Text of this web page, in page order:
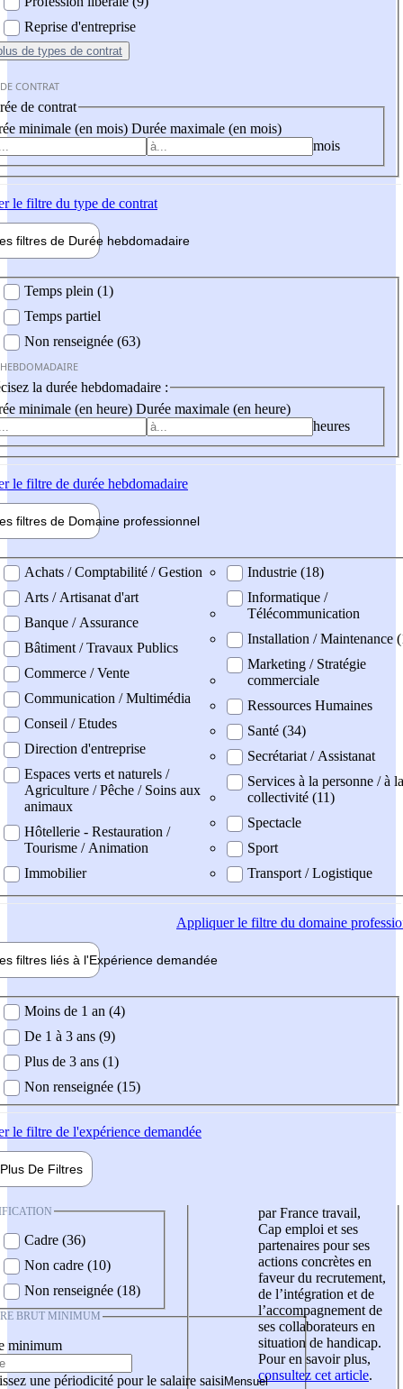
Reprise d'entreprise
de types de contrat
CONTRAT
de contrat
minimale (en mois) Durée maximale (en mois)
mois
le filtre du type de contrat
filtres de Durée hebdomadaire
Temps plein (1)
Temps partiel
Non renseignée (63)
la durée hebdomadaire :
minimale (en heure) Durée maximale (en heure)
heures
le filtre de durée hebdomadaire
filtres de Domaine professionnel
professionel
Achats / Comptabilité / Gestion
Arts / Artisanat d'art
Banque / Assurance
Bâtiment / Travaux Publics
Commerce / Vente
Communication / Multimédia
Conseil / Etudes
Direction d'entreprise
Espaces verts et naturels /
Agriculture / Pêche / Soins aux
animaux
Hôtellerie - Restauration /
Tourisme / Animation
Immobilier
Industrie (18)
Informatique /
Télécommunication
Installation / Maintenance
Marketing / Stratégie
commerciale
Ressources Humaines
Santé (34)
Secrétariat / Assistanat
Services à la personne / à la
collectivité (11)
Spectacle
Sport
Transport / Logistique
Appliquerle filtre du domaine
filtres liés à l'Expérience demandée
demandée
Moins de 1 an (4)
De 1 à 3 ans (9)
Plus de 3 ans (1)
Non renseignée (15)
le filtre de l'expérience demandée
Plus De Filtres
Cadre (36)
Non cadre (10)
Non renseignée (18)
BRUT MINIMUM
minimum
une périodicité pour le salaire saisi
par France travail,
Cap emploi et ses
partenaires pour ses
actions concrètes en
faveur du recrutement,
de l’intégration et de
l’accompagnement de
ses collaborateurs en
situation de handicap.
Pour en savoir plus,
consultez cet article.